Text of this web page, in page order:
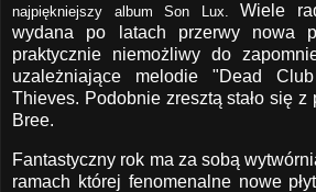
najpiękniejszy album Son Lux.Wiele
wydana po latach przerwy nowa
praktycznie niemożliwy do
uzależniające melodie "Dead
Thieves. Podobnie zresztą stało się z
Bree.
Fantastyczny rok ma za sobą
ramach której fenomenalne nowe